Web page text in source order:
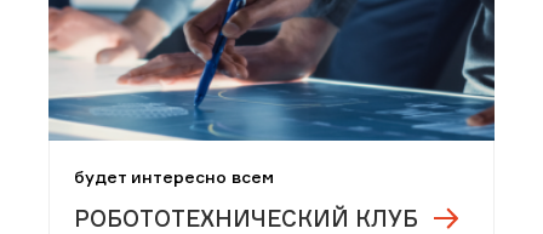
будет интересно всем
РОБОТОТЕХНИЧЕСКИЙ КЛУБ